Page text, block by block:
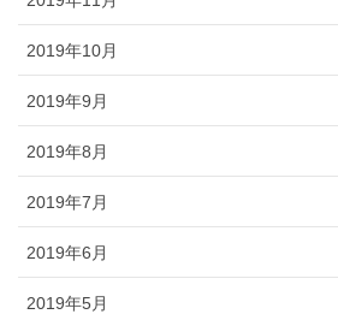
2019年10月
2019年9月
2019年8月
2019年7月
2019年6月
2019年5月